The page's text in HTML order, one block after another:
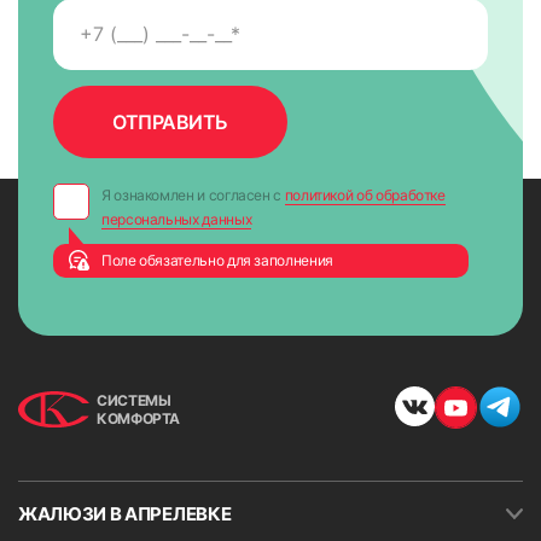
Я ознакомлен и согласен с политикой об обработке
персональных данных
Поле обязательно для заполнения
СИСТЕМЫ
КОМФОРТА
ЖАЛЮЗИ В АПРЕЛЕВКЕ